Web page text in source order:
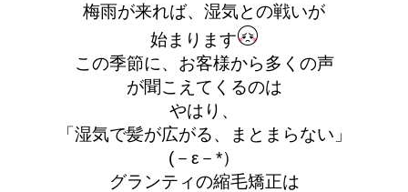
梅雨が来れば、湿気との戦いが
始まります
この季節に、お客様から多くの声
が聞こえてくるのは
やはり、
「湿気で髪が広がる、まとまらない」
(－ε－*）
グランティの縮毛矯正は